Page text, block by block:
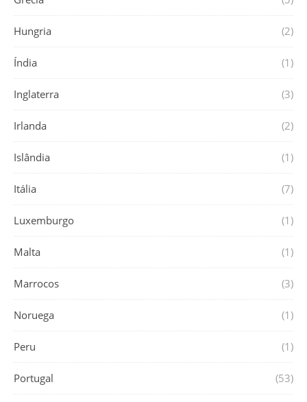
Hungria (2)
Índia (1)
Inglaterra (3)
Irlanda (2)
Islândia (1)
Itália (7)
Luxemburgo (1)
Malta (1)
Marrocos (3)
Noruega (1)
Peru (1)
Portugal (53)